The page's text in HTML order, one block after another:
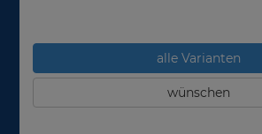
alle Varianten
wünschen